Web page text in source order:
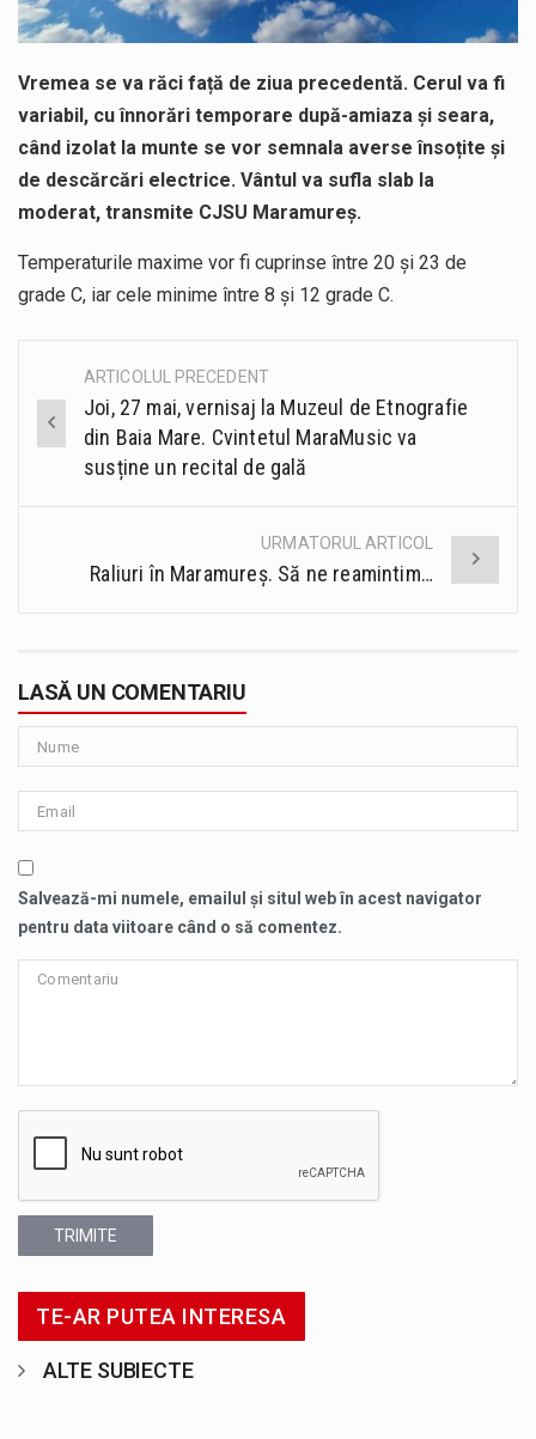
Vremea se va răci față de ziua precedentă. Cerul va fi
variabil, cu înnorări temporare după-amiaza și seara,
când izolat la munte se vor semnala averse însoțite și
de descărcări electrice. Vântul va sufla slab la
moderat, transmite CJSU Maramureș.
Temperaturile maxime vor fi cuprinse între 20 și 23 de
grade C, iar cele minime între 8 și 12 grade C.
Post
navigation
ARTICOLUL PRECEDENT
Joi, 27 mai, vernisaj la Muzeul de Etnografie
din Baia Mare. Cvintetul MaraMusic va
susține un recital de gală
URMATORUL ARTICOL
Raliuri în Maramureș. Să ne reamintim…
LASĂ UN COMENTARIU
Salvează-mi numele, emailul și situl web în acest navigator
pentru data viitoare când o să comentez.
TRIMITE
TE-AR PUTEA INTERESA
ALTE SUBIECTE